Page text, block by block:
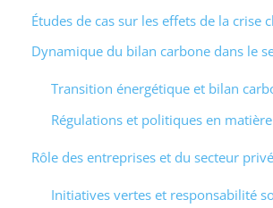
Études de cas sur les effets de la crise
Dynamique du bilan carbone dans le
Transition énergétique et bilan
Régulations et politiques en
Rôle des entreprises et du secteur privé
Initiatives vertes et responsabilité